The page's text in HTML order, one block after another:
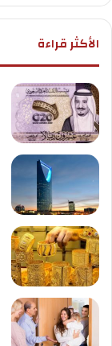
الأكثر قراءة